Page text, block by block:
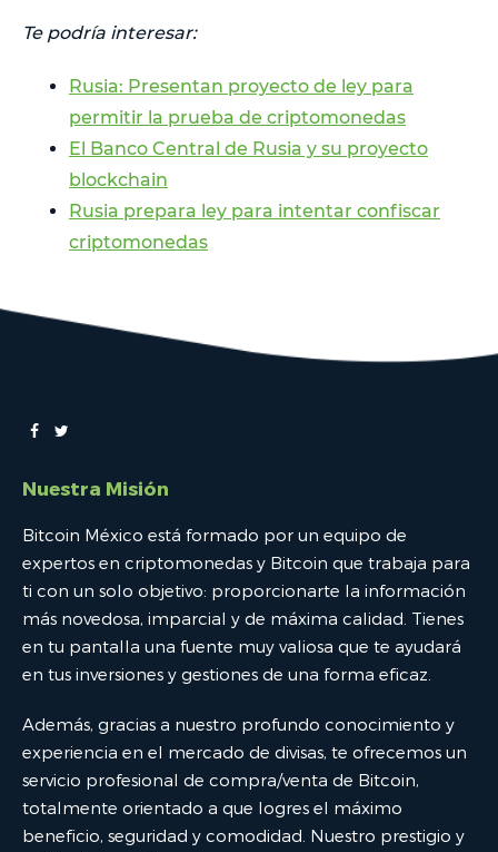
Te podría interesar:
Rusia: Presentan proyecto de ley para
permitir la prueba de criptomonedas
El Banco Central de Rusia y su proyecto
blockchain
Rusia prepara ley para intentar confiscar
criptomonedas
Nuestra Misión
Bitcoin México está formado por un equipo de
expertos en criptomonedas y Bitcoin que trabaja para
ti con un solo objetivo: proporcionarte la información
más novedosa, imparcial y de máxima calidad. Tienes
en tu pantalla una fuente muy valiosa que te ayudará
en tus inversiones y gestiones de una forma eficaz.
Además, gracias a nuestro profundo conocimiento y
experiencia en el mercado de divisas, te ofrecemos un
servicio profesional de compra/venta de Bitcoin,
totalmente orientado a que logres el máximo
beneficio, seguridad y comodidad. Nuestro prestigio y